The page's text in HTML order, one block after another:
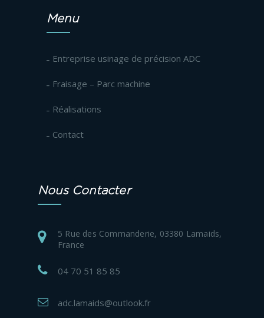
Menu
Entreprise usinage de précision ADC
Fraisage – Parc machine
Réalisations
Contact
Nous Contacter
5 Rue des Commanderie, 03380 Lamaids,
France
04 70 51 85 85
adc.lamaids@outlook.fr